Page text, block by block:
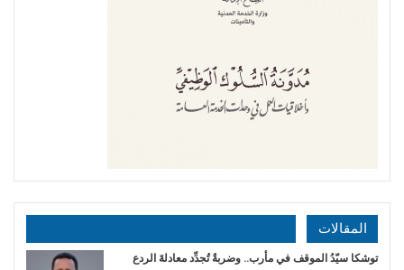
المقالات
توشكا سيّدُ الموقف في مأرب.. وضربةٌ تُجدِّد معادلةَ الردع